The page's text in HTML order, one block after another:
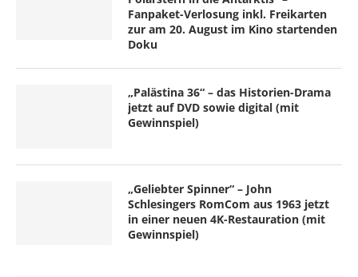
Fanpaket-Verlosung inkl. Freikarten
zur am 20. August im Kino startenden
Doku
„Palästina 36“ – das Historien-Drama
jetzt auf DVD sowie digital (mit
Gewinnspiel)
„Geliebter Spinner“ – John
Schlesingers RomCom aus 1963 jetzt
in einer neuen 4K-Restauration (mit
Gewinnspiel)